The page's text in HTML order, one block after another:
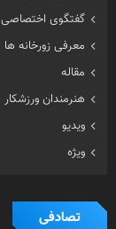
گفتگوی اختصاصی
معرفی زورخانه ها
مقاله
هنرمندان ورزشکار
ویدیو
ویژه
تصادفی